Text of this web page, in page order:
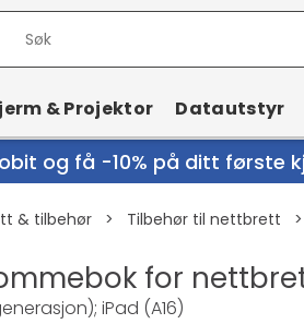
& Projektor Datautstyr
og få -10% på ditt første
& tilbehør > Tilbehør til nettbrett >
for
iPad (A16)